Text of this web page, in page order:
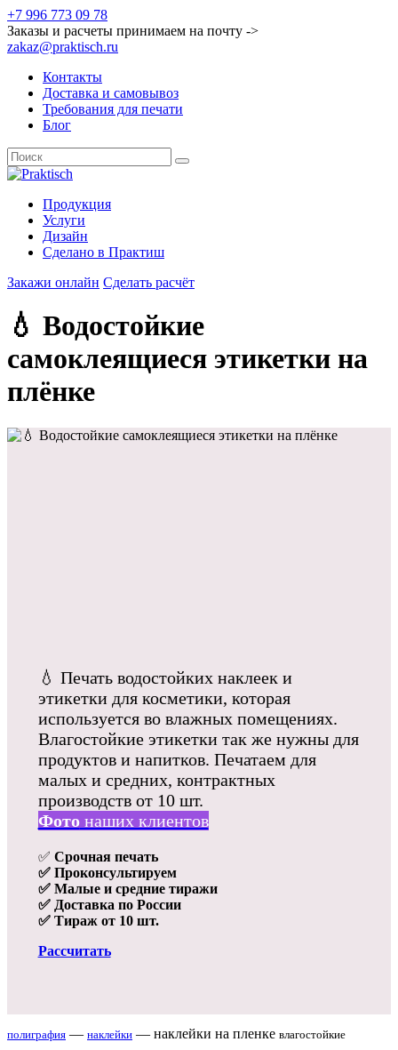
+7 996 773 09 78
Заказы и расчеты принимаем на почту ->
zakaz@praktisch.ru
Контакты
Доставка и самовывоз
Требования для печати
Блог
Продукция
Услуги
Дизайн
Cделано в Практиш
Закажи онлайн Сделать расчёт
💧 Водостойкие
самоклеящиеся этикетки на
плёнке
💧 Печать водостойких наклеек и
этикетки для косметики, которая
используется во влажных помещениях.
Влагостойкие этикетки так же нужны для
продуктов и напитков. Печатаем для
малых и средних, контрактных
производств от 10 шт.
Фотонаших клиентов
✅ Срочная печать
✅Проконсультируем
✅Малые и средние тиражи
✅ Доставка по России
✅Тираж от 10 шт.
Рассчитать
полиграфия — наклейки — наклейки на пленке влагостойкие